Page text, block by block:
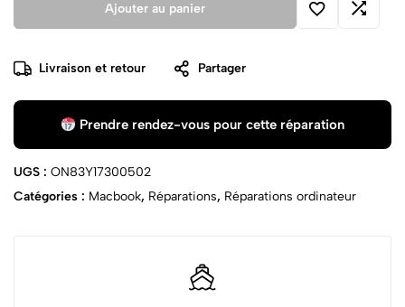
Ajouter au panier
Livraison et retour Partager
Prendre rendez-vous pour cette réparation
UGS : ON83Y17300502
Catégories : Macbook, Réparations, Réparations ordinateur